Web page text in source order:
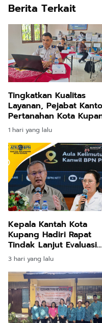
Berita Terkait
Tingkatkan Kualitas
Layanan, Pejabat
Pertanahan Kota
Jalani Penilaian
Kompetensi Transformasi
Pelayanan
1 hari yang lalu
Kepala Kantah Kota
Kupang Hadiri Rapat
Tindak Lanjut Evaluasi
Kinerja Program dan
Anggaran Triwulan II
Tahun 2026
3 hari yang lalu